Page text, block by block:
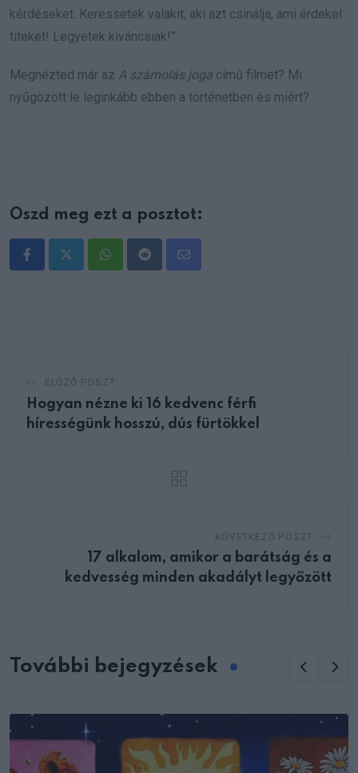
kérdéseket. Keressetek valakit, aki azt csinálja, ami érdekel
titeket! Legyetek kíváncsiak!”
Megnézted már az A számolás joga című filmet? Mi
nyűgözött le leginkább ebben a történetben és miért?
Oszd meg ezt a posztot:
WhatsappRedditShare
Hogyan nézne ki 16 kedvenc férfi
hírességünk hosszú, dús fürtökkel
17 alkalom, amikor a barátság és a
kedvesség minden akadályt legyőzött
További bejegyzések